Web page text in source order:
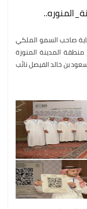
صاحب السمو الملكي
منطقة المدينة المنورة
بن خالد الفيصل نائب